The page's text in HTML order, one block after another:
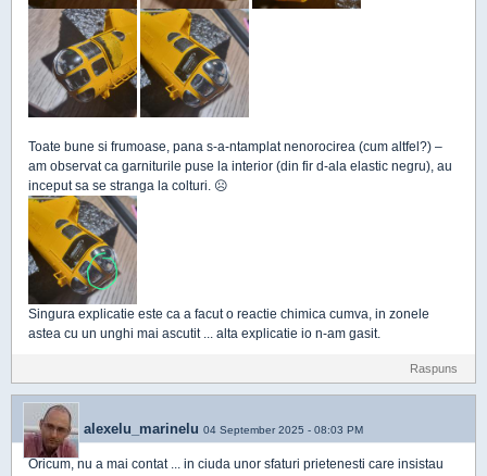
Toate bune si frumoase, pana s-a-ntamplat nenorocirea (cum altfel?) –
am observat ca garniturile puse la interior (din fir d-ala elastic negru), au
inceput sa se stranga la colturi. ☹
Singura explicatie este ca a facut o reactie chimica cumva, in zonele
astea cu un unghi mai ascutit ... alta explicatie io n-am gasit.
Raspuns
alexelu_marinelu 04 September 2025 - 08:03 PM
Oricum, nu a mai contat ... in ciuda unor sfaturi prietenesti care insistau